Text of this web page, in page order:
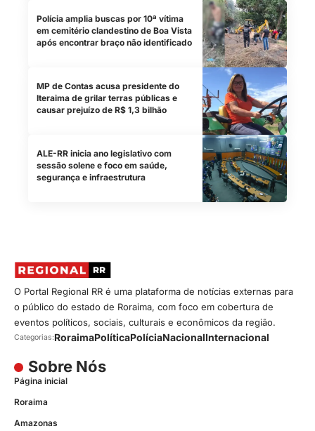
Polícia amplia buscas por 10ª vítima
em cemitério clandestino de Boa Vista
após encontrar braço não identificado
MP de Contas acusa presidente do
Iteraima de grilar terras públicas e
causar prejuízo de R$ 1,3 bilhão
ALE-RR inicia ano legislativo com
sessão solene e foco em saúde,
segurança e infraestrutura
O Portal Regional RR é uma plataforma de notícias externas para
o público do estado de Roraima, com foco em cobertura de
eventos políticos, sociais, culturais e econômicos da região.
Categorias:RoraimaPolíticaPolíciaNacionalInternacional
Sobre Nós
Página inicial
Roraima
Amazonas